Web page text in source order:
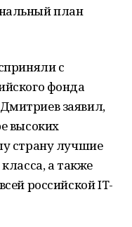
план
с
фонда
заявил,
высоких
страну лучшие
а также
российской IT-